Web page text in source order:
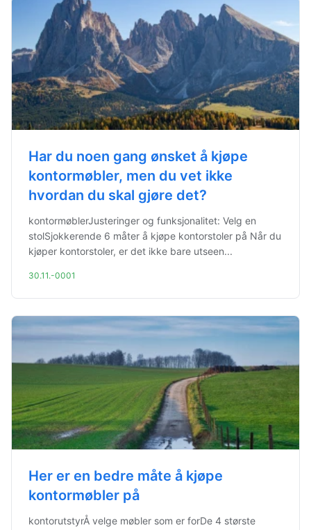
Har du noen gang ønsket å kjøpe
kontormøbler, men du vet ikke
hvordan du skal gjøre det?
kontormøblerJusteringer og funksjonalitet: Velg en
stolSjokkerende 6 måter å kjøpe kontorstoler på Når du
kjøper kontorstoler, er det ikke bare utseen...
30.11.-0001
Her er en bedre måte å kjøpe
kontormøbler på
kontorutstyrÅ velge møbler som er forDe 4 største